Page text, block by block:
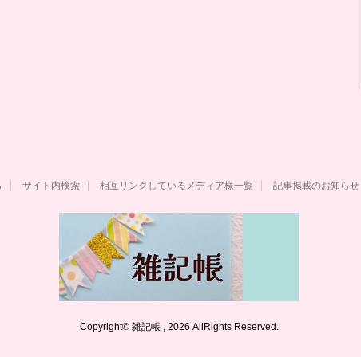
サイト内検索 相互リンクしているメディア様一覧 記事掲載のお知らせ
Copyright© 雑記帳 , 2026 AllRights Reserved.